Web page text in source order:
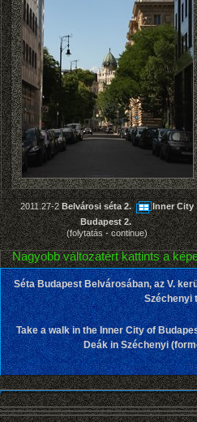
2011.27-2 Belvárosi séta 2.
Inner City
Budapest 2.
(folytatás - continue)
Nagyobb változatért kattints a
Séta Budapest Belvárosában, az V.
Széchenyi
Take a walk in the Inner City of
Deák in Széchenyi